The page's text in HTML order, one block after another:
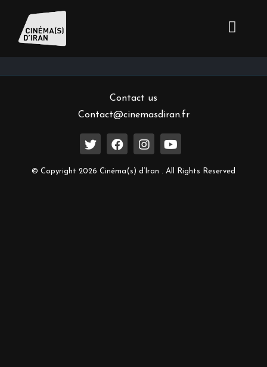
Inscrivez-vous à notre newsletter
Contact us
Contact@cinemasdiran.fr
© Copyright 2026 Cinéma(s) d’Iran . All Rights Reserved